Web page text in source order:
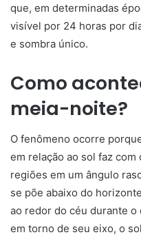
que, em determinadas
visível por 24 horas por
e sombra único.
Como
meia-noite?
O fenômeno ocorre
em relação ao sol faz
regiões em um ângulo
se põe abaixo do
ao redor do céu durante o
em torno de seu eixo, o